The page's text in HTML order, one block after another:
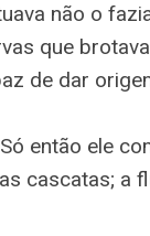
não o
que
de dar
então ele
cascatas; a